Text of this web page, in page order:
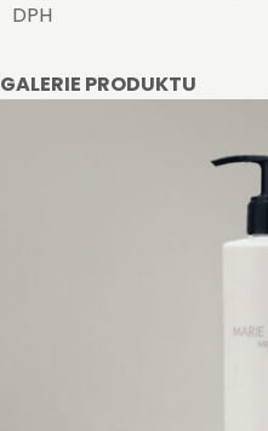
GALERIE PRODUKTU
DPH